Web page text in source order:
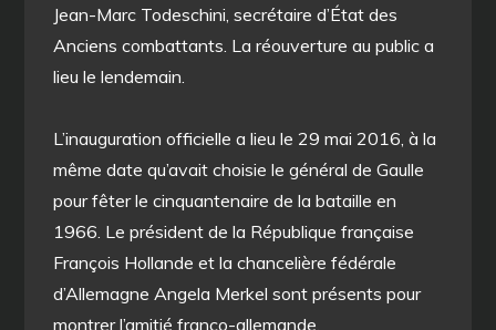
Jean-Marc Todeschini, secrétaire d’État des
Anciens combattants. La réouverture au public a
lieu le lendemain.
L’inauguration officielle a lieu le 29 mai 2016, à la
même date qu’avait choisie le général de Gaulle
pour fêter le cinquantenaire de la bataille en
1966. Le président de la République française
François Hollande et la chancelière fédérale
d’Allemagne Angela Merkel sont présents pour
montrer l’amitié franco-allemande.